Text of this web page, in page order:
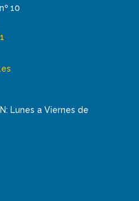
10
Lunes a Viernes de